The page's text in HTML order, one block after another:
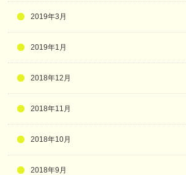
2019年3月
2019年1月
2018年12月
2018年11月
2018年10月
2018年9月